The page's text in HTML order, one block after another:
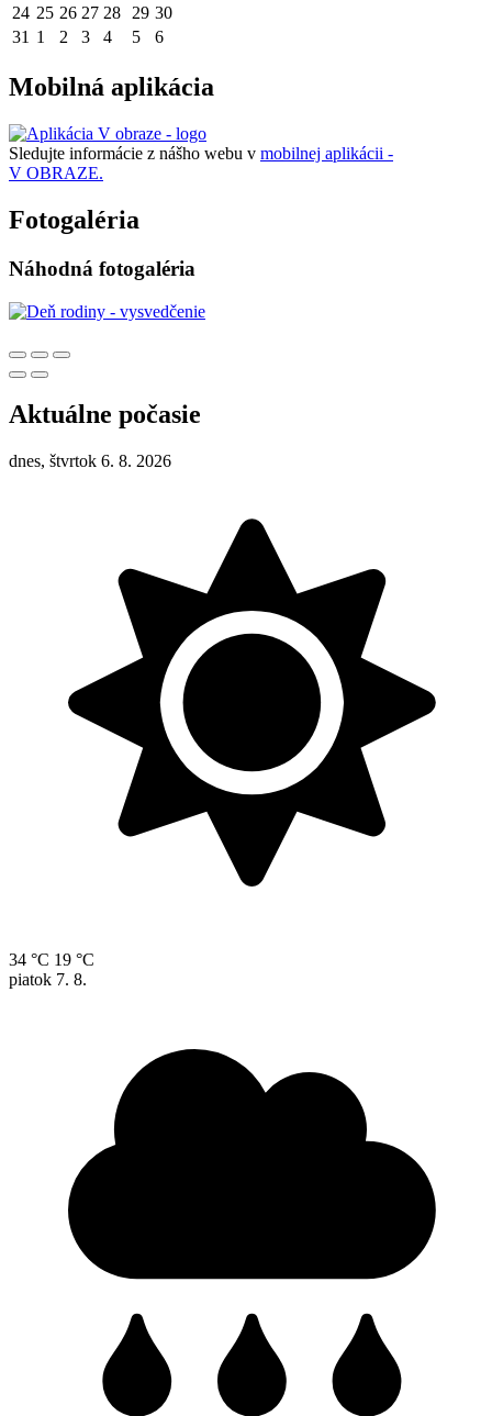
24 25 26 27 28 29 30
31 1 2 3 4 5 6
Mobilná aplikácia
Sledujte informácie z nášho webu v mobilnej aplikácii -
V OBRAZE.
Fotogaléria
Náhodná fotogaléria
Aktuálne počasie
dnes, štvrtok 6. 8. 2026
34 °C 19 °C
piatok 7. 8.